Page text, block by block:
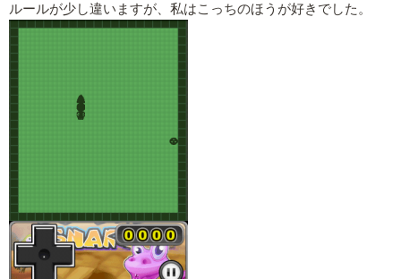
ルールが少し違いますが、私はこっちのほうが好きでした。